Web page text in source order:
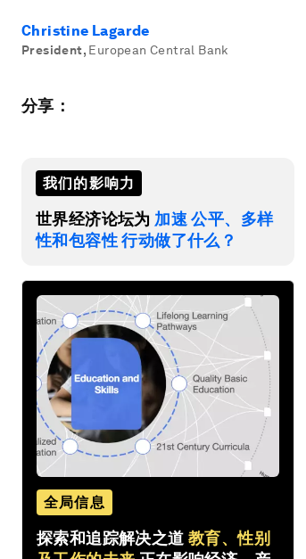
Christine Lagarde
President, European Central Bank
分享：
我们的影响力
世界经济论坛为 加速 公平、多样
性和包容性 行动做了什么？
全局信息
探索和追踪解决之道 教育、性别